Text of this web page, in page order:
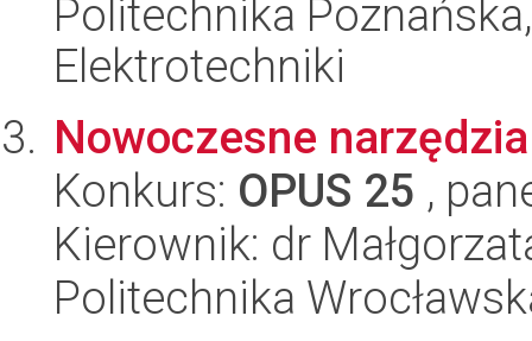
Politechnika
Elektrotechniki
Nowoczesne
Konkurs: OPUS 25 ,
Kierownik: dr
Politechnika